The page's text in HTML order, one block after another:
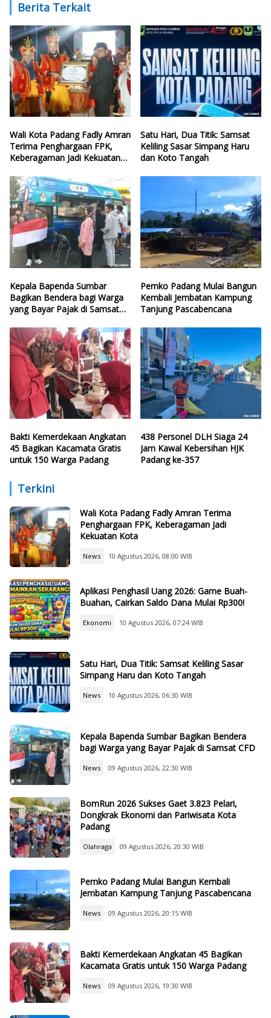
Berita Terkait
Wali Kota Padang Fadly Amran
Terima Penghargaan FPK,
Keberagaman Jadi Kekuatan
Satu Hari, Dua Titik: Samsat
Keliling Sasar Simpang Haru
dan Koto Tangah
Kepala Bapenda Sumbar
Bagikan Bendera bagi Warga
yang Bayar Pajak di Samsat
Pemko Padang Mulai Bangun
Kembali Jembatan Kampung
Tanjung Pascabencana
Bakti Kemerdekaan Angkatan
45 Bagikan Kacamata Gratis
untuk 150 Warga Padang
438 Personel DLH Siaga 24
Jam Kawal Kebersihan HJK
Padang ke-357
Terkini
Wali Kota Padang Fadly Amran Terima
Penghargaan FPK, Keberagaman Jadi
Kekuatan Kota
News 10 Agustus 2026, 08:00 WIB
Aplikasi Penghasil Uang 2026: Game Buah-
Buahan, Cairkan Saldo Dana Mulai Rp300!
Ekonomi 10 Agustus 2026, 07:24 WIB
Satu Hari, Dua Titik: Samsat Keliling Sasar
Simpang Haru dan Koto Tangah
News 10 Agustus 2026, 06:30 WIB
Kepala Bapenda Sumbar Bagikan Bendera
bagi Warga yang Bayar Pajak di Samsat CFD
News 09 Agustus 2026, 22:30 WIB
BomRun 2026 Sukses Gaet 3.823 Pelari,
Dongkrak Ekonomi dan Pariwisata Kota
Padang
Olahraga 09 Agustus 2026, 20:30 WIB
Pemko Padang Mulai Bangun Kembali
Jembatan Kampung Tanjung Pascabencana
News 09 Agustus 2026, 20:15 WIB
Bakti Kemerdekaan Angkatan 45 Bagikan
Kacamata Gratis untuk 150 Warga Padang
News 09 Agustus 2026, 19:30 WIB